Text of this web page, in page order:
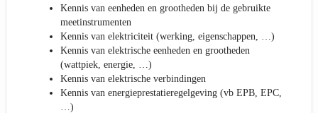
Kennis van eenheden en grootheden bij de gebruikte
meetinstrumenten
Kennis van elektriciteit (werking, eigenschappen, …)
Kennis van elektrische eenheden en grootheden
(wattpiek, energie, …)
Kennis van elektrische verbindingen
Kennis van energieprestatieregelgeving (vb EPB, EPC,
…)